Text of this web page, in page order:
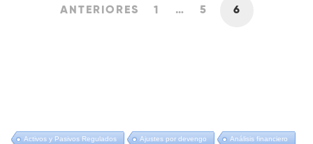
ANTERIORES 1 … 5 6
Activos y Pasivos Regulados Ajustes por devengo Análisis financiero